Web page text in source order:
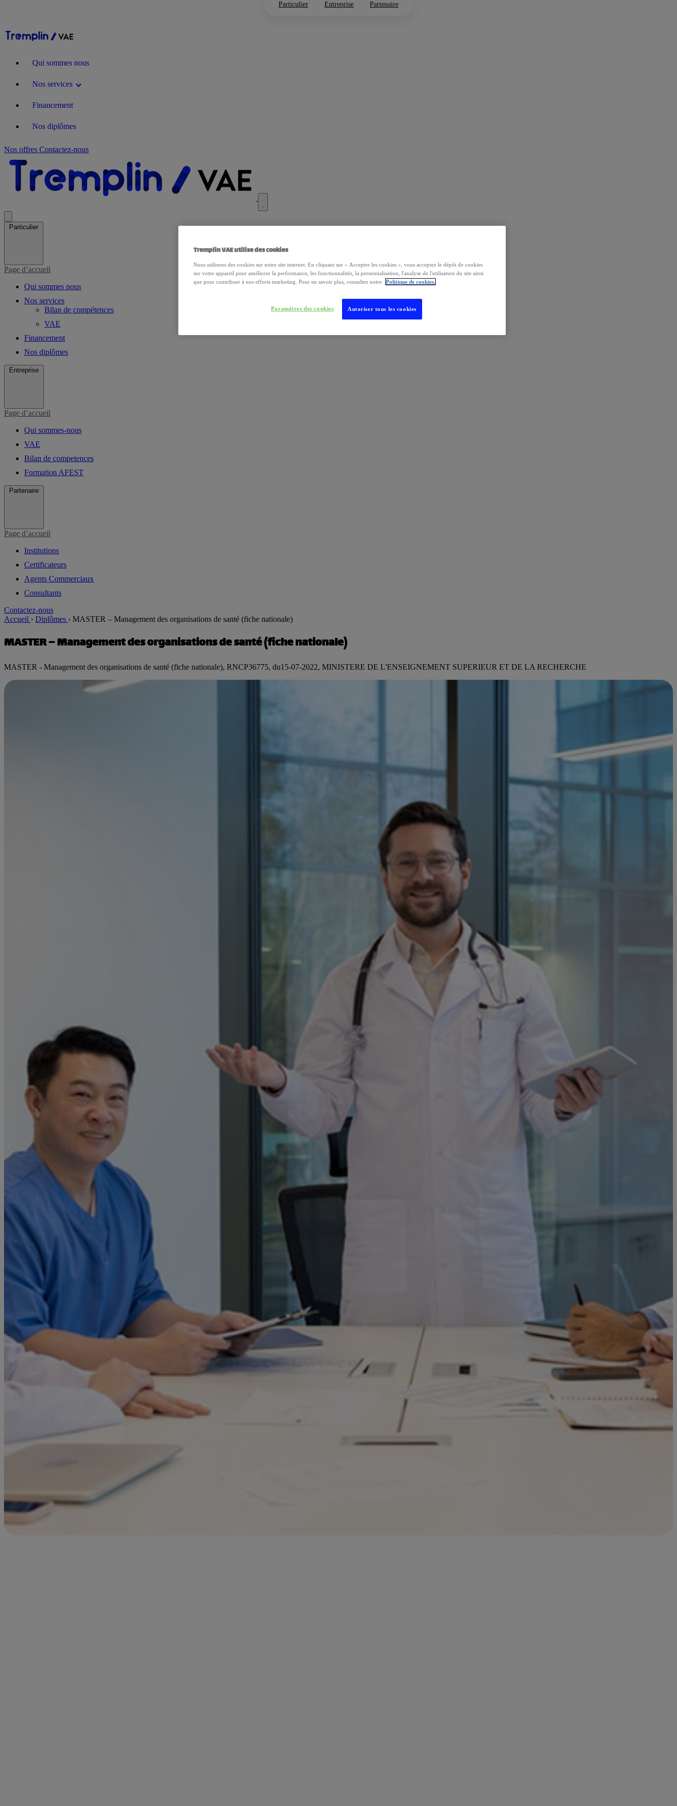
Particulier Entreprise Partenaire
Qui sommes nous
Nos services
Financement
Nos diplômes
Nos offres Contactez-nous
Particulier
Page d’accueil
Qui sommes nous
Nos services
Bilan de compétences
VAE
Financement
Nos diplômes
Entreprise
Page d’accueil
Qui sommes-nous
VAE
Bilan de competences
Formation AFEST
Partenaire
Page d’accueil
Institutions
Certificateurs
Agents Commerciaux
Consultants
Contactez-nous
Accueil › Diplômes › MASTER – Management des organisations de santé (fiche nationale)
MASTER – Management des organisations de santé (fiche nationale)
MASTER - Management des organisations de santé (fiche nationale), RNCP36775, du15-07-2022, MINISTERE DE L'ENSEIGNEMENT SUPERIEUR ET DE LA RECHERCHE
Tremplin VAE utilise des cookies
Nous utilisons des cookies sur notre site internet. En cliquant sur « Accepter les cookies », vous acceptez le dépôt de cookies
sur votre appareil pour améliorer la performance, les fonctionnalités, la personnalisation, l'analyse de l'utilisation du site ainsi
que pour contribuer à nos efforts marketing. Pour en savoir plus, consultez notre
Politique de cookies.
Paramètres des cookies Autoriser tous les cookies